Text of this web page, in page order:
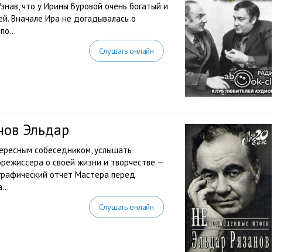
что у Ирины Буровой очень богатый и
Вначале Ира не догадывалась о
Слушать онлайн
Эльдар
собеседником, услышать
о своей жизни и творчестве —
отчет Мастера перед
Слушать онлайн